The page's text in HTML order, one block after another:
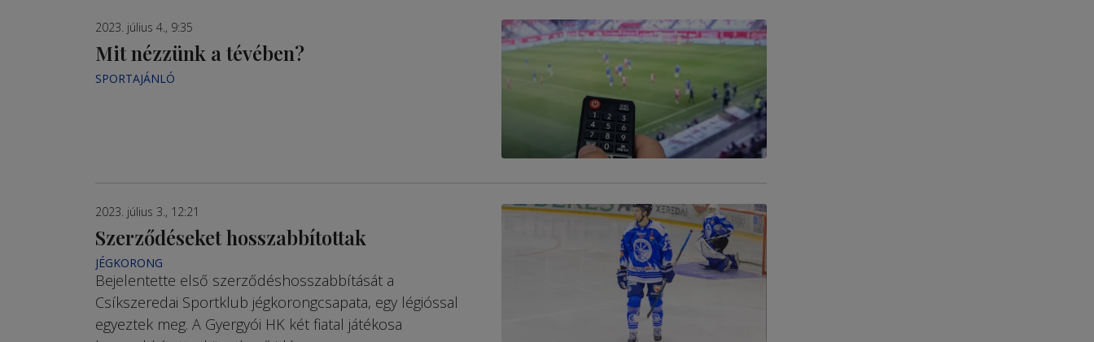
2023. július 4., 9:35
Mit nézzünk a tévében?
SPORTAJÁNLÓ
2023. július 3., 12:21
Szerződéseket hosszabbítottak
JÉGKORONG
Bejelentette első szerződéshosszabbítását a
Csíkszeredai Sportklub jégkorongcsapata, egy légióssal
egyeztek meg. A Gyergyói HK két fiatal játékosa